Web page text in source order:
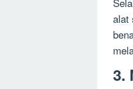
alat
3.